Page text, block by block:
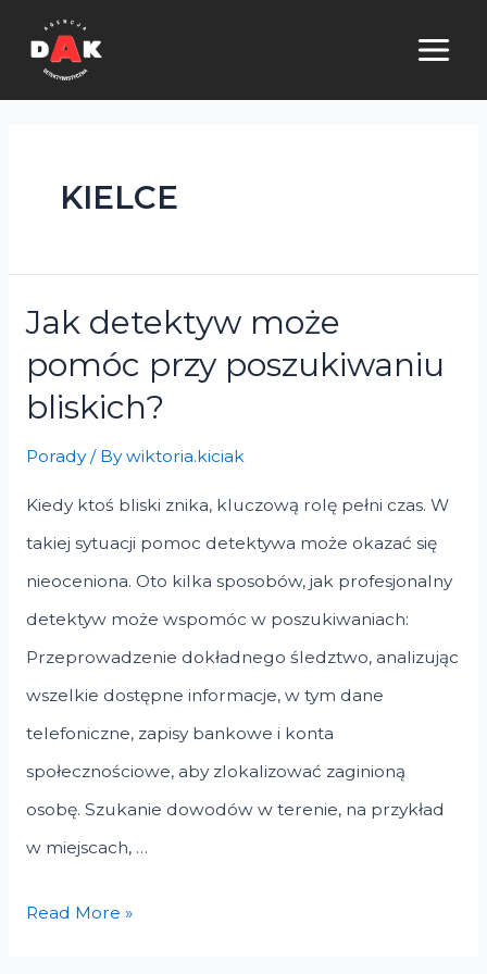
KIELCE
Jak detektyw może
pomóc przy poszukiwaniu
bliskich?
Porady/ Bywiktoria.kiciak
Kiedy ktoś bliski znika, kluczową rolę pełni czas. W
takiej sytuacji pomoc detektywa może okazać się
nieoceniona. Oto kilka sposobów, jak profesjonalny
detektyw może wspomóc w poszukiwaniach:
Przeprowadzenie dokładnego śledztwo, analizując
wszelkie dostępne informacje, w tym dane
telefoniczne, zapisy bankowe i konta
społecznościowe, aby zlokalizować zaginioną
osobę. Szukanie dowodów w terenie, na przykład
w miejscach, …
Jak
Read More »